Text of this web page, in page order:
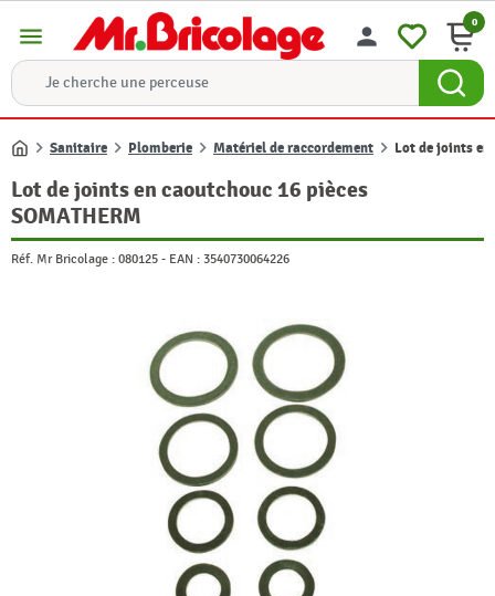
menu person 0
Accueil
Sanitaire Plomberie Matériel de raccordement Lot de joints en
Lot de joints en caoutchouc 16 pièces
SOMATHERM
Réf. Mr Bricolage : 080125 - EAN : 3540730064226